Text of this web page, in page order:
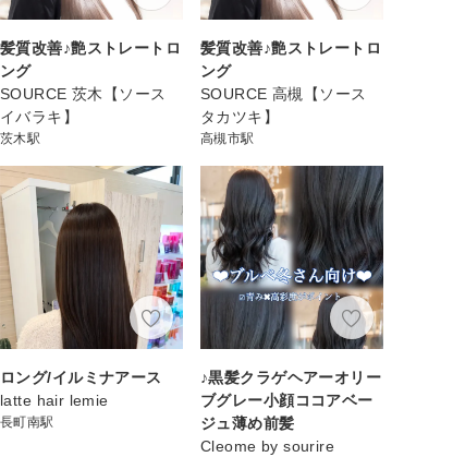
髪質改善♪艶ストレートロ
ング
SOURCE 茨木【ソース
イバラキ】
茨木駅
髪質改善♪艶ストレートロ
ング
SOURCE 高槻【ソース
タカツキ】
高槻市駅
ロング/イルミナアース
latte hair lemie
長町南駅
♪黒髪クラゲヘアーオリー
ブグレー小顔ココアベー
ジュ薄め前髪
Cleome by sourire